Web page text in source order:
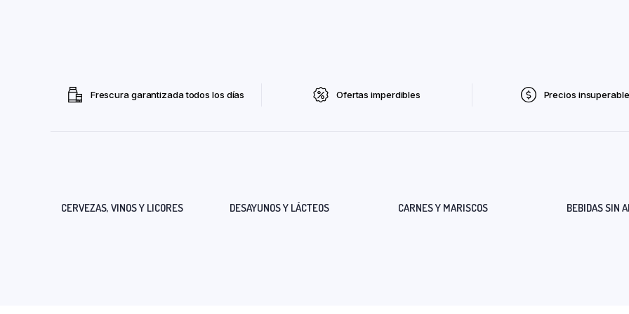
Frescura garantizada todos los días Ofertas imperdibles Precios
CERVEZAS, VINOS Y LICORES DESAYUNOS Y LÁCTEOS CARNES Y MARISCOS BEBIDAS SIN